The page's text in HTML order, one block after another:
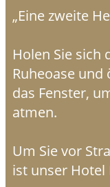
„Eine zweite
Holen Sie sich
Ruheoase
das Fenster,
atmen.
Um Sie vor
ist unser